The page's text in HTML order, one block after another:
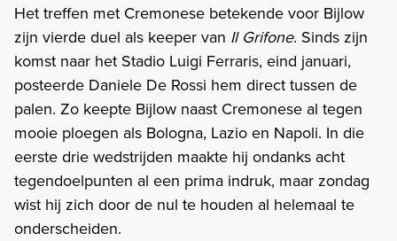
Het treffen met Cremonese betekende voor Bijlow
zijn vierde duel als keeper van Il Grifone. Sinds zijn
komst naar het Stadio Luigi Ferraris, eind januari,
posteerde Daniele De Rossi hem direct tussen de
palen. Zo keepte Bijlow naast Cremonese al tegen
mooie ploegen als Bologna, Lazio en Napoli. In die
eerste drie wedstrijden maakte hij ondanks acht
tegendoelpunten al een prima indruk, maar zondag
wist hij zich door de nul te houden al helemaal te
onderscheiden.